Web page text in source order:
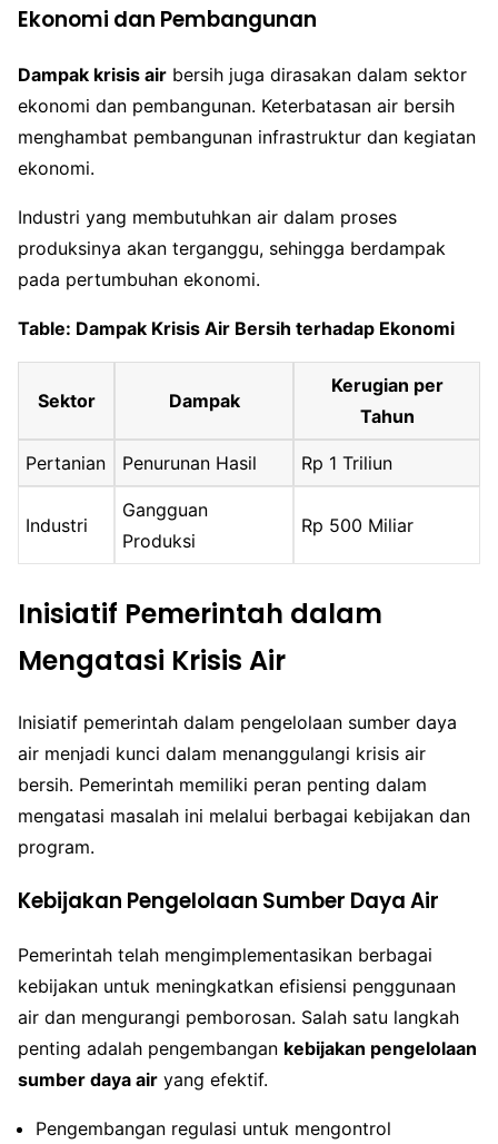
Ekonomi dan Pembangunan
Dampak krisis air bersih juga dirasakan dalam sektor
ekonomi dan pembangunan. Keterbatasan air bersih
menghambat pembangunan infrastruktur dan kegiatan
ekonomi.
Industri yang membutuhkan air dalam proses
produksinya akan terganggu, sehingga berdampak
pada pertumbuhan ekonomi.
Table: Dampak Krisis Air Bersih terhadap Ekonomi
Sektor Dampak
Kerugian per
Tahun
Pertanian Penurunan Hasil Rp 1 Triliun
Industri
Gangguan
Produksi
Rp 500 Miliar
Inisiatif Pemerintah dalam
Mengatasi Krisis Air
Inisiatif pemerintah dalam pengelolaan sumber daya
air menjadi kunci dalam menanggulangi krisis air
bersih. Pemerintah memiliki peran penting dalam
mengatasi masalah ini melalui berbagai kebijakan dan
program.
Kebijakan Pengelolaan Sumber Daya Air
Pemerintah telah mengimplementasikan berbagai
kebijakan untuk meningkatkan efisiensi penggunaan
air dan mengurangi pemborosan. Salah satu langkah
penting adalah pengembangan kebijakan pengelolaan
sumber daya air yang efektif.
Pengembangan regulasi untuk mengontrol